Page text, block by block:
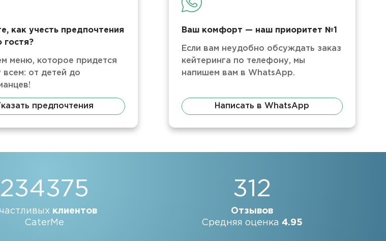
как учесть предпочтения
гостя?
меню, которое придется
всем: от детей до
предпочтения
Ваш комфорт — наш приоритет №1
Если вам неудобно обсуждать заказ
кейтеринга по телефону, мы
напишем вам в WhatsApp.
Написать в WhatsApp
234375
клиентов
CaterMe
312
Отзывов
Средняя оценка 4.95